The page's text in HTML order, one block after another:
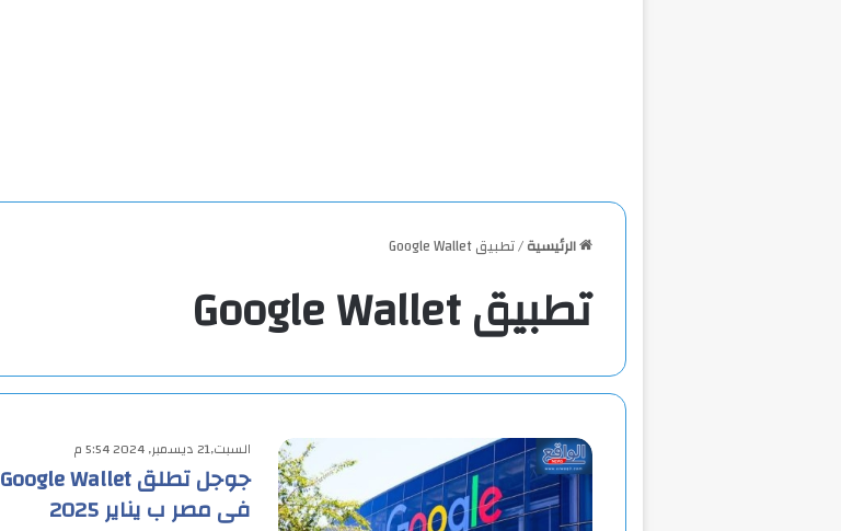
الرئيسية/تطبيق Google Wallet
تطبيق Google Wallet
السبت,21 ديسمبر, 2024 5:54 م
جوجل تطلق Google Wallet
فى مصر ب يناير 2025